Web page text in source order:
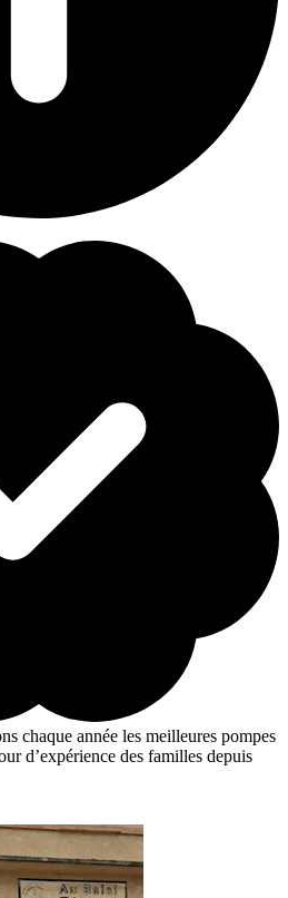
chaque année les meilleures pompes
d’expérience des familles depuis